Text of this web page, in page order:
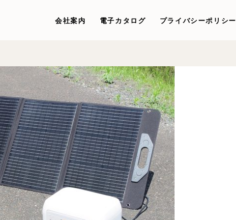
会社案内 電子カタログ プライバシーポリシー